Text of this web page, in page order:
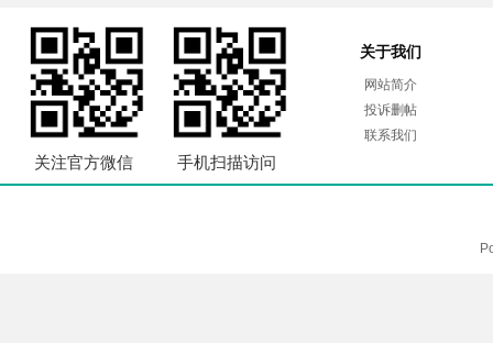
关注官方微信 手机扫描访问
关于我们
网站简介
投诉删帖
联系我们